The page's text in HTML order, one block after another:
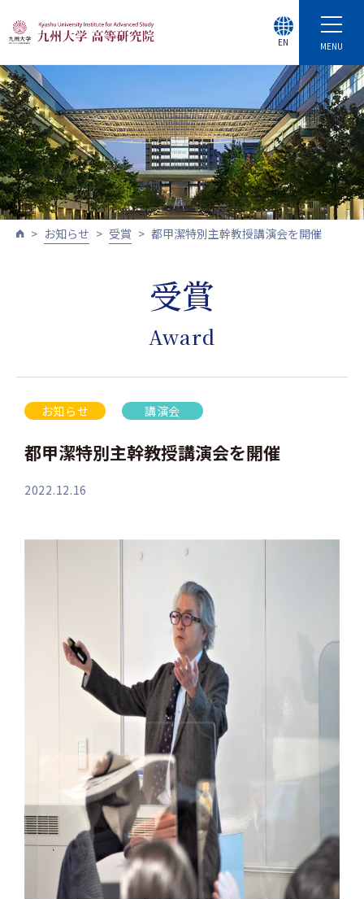
MENU
EN
お知らせ 受賞 都甲潔特別主幹教授講演会を開催
受賞
Award
お知らせ 講演会
都甲潔特別主幹教授講演会を開催
2022.12.16